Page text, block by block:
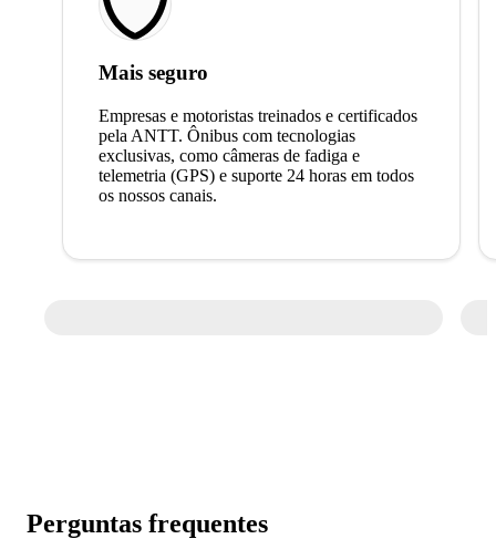
Mais seguro
Empresas e motoristas treinados e certificados
pela ANTT. Ônibus com tecnologias
exclusivas, como câmeras de fadiga e
telemetria (GPS) e suporte 24 horas em todos
os nossos canais.
Perguntas frequentes